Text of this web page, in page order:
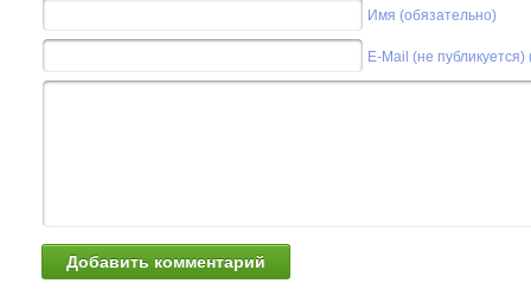
Имя (обязательно)
E-Mail (не